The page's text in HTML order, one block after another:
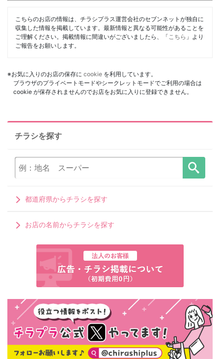
こちらのお店の情報は、チラシプラス運営会社のセブンネットが独自に
収集した情報を掲載しています。最新情報と異なる可能性があることを
ご理解ください。掲載情報に間違いがございましたら、「 こちら 」より
ご報告をお願いします。
※お気に入りのお店の保存に cookie を利用しています。
ブラウザのプライベートモードやシークレットモードでご利用の場合は
cookie が保存されませんのでお店をお気に入りに登録できません。
チラシを探す
都道府県からチラシを探す
お店の名前からチラシを探す